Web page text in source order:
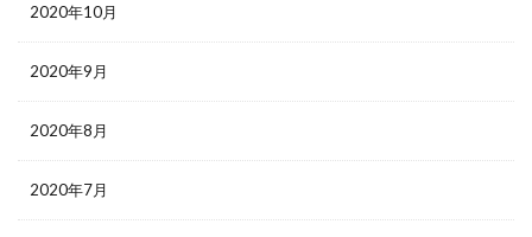
2020年10月
2020年9月
2020年8月
2020年7月